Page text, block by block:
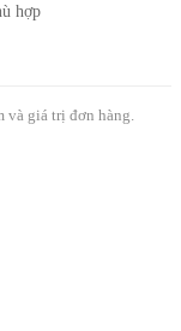
hợp
giá trị đơn hàng.